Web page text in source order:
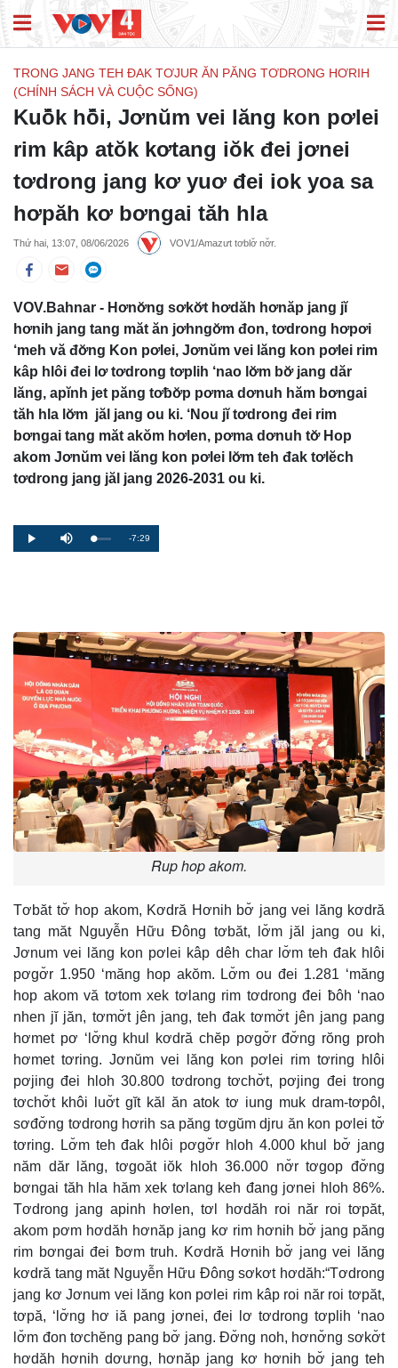
TRONG JANG TEH ĐAK TƠJUR ĂN PĂNG TƠDRONG HƠRIH
(CHÍNH SÁCH VÀ CUỘC SỐNG)
Kuô̆k hô̆i, Jơnŭm vei lăng kon pơlei
rim kâp atŏk kơtang iŏk đei jơnei
tơdrong jang kơ yuơ đei iok yoa sa
hơpăh kơ bơngai tăh hla
Thứ hai, 13:07, 08/06/2026 VOV1/Amazưt tơblơ̆ nơ̆r.
VOV.Bahnar - Hơnơ̆ng sơkơ̆t hơdăh hơnăp jang jĭ
hơnih jang tang măt ăn jơhngơ̆m đon, tơdrong hơpơi
‘meh vă đơ̆ng Kon pơlei, Jơnŭm vei lăng kon pơlei rim
kâp hlôi đei lơ tơdrong tơplih ‘nao lơ̆m bơ̆ jang dăr
lăng, apĭnh jet păng tơƀơ̆p pơma dơnuh hăm bơngai
tăh hla lơ̆m jăl jang ou ki. ‘Nou jĭ tơdrong đei rim
bơngai tang măt akŏm hơlen, pơma dơnuh tơ̆ Hop
akom Jơnŭm vei lăng kon pơlei lơ̆m teh đak tơlĕch
tơdrong jang jăl jang 2026-2031 ou ki.
Play Mute Loaded
0%
Progress
0%
Remaining
-7:29
Rup hop akom.
Tơbăt tơ̆ hop akom, Kơdră Hơnih bơ̆ jang vei lăng kơdră
tang măt Nguyễn Hữu Đông tơbăt, lơ̆m jăl jang ou ki,
Jơnum vei lăng kon pơlei kâp dêh char lơ̆m teh đak hlôi
pơgơ̆r 1.950 ‘măng hop akŏm. Lơ̆m ou đei 1.281 ‘măng
hop akom vă tơtom xek tơlang rim tơdrong đei ƀôh ‘nao
nhen jĭ jăn, tơmơ̆t jên jang, teh đak tơmơ̆t jên jang pang
hơmet pơ ‘lơ̆ng khul kơdră chĕp pơgơ̆r đơ̆ng rŏng proh
hơmet tơring. Jơnŭm vei lăng kon pơlei rim tơring hlôi
pơjing đei hloh 30.800 tơdrong tơchơ̆t, pơjing đei trong
tơchơ̆t khôi luơ̆t gĭt kăl ăn atok tơ iung muk dram-tơpôl,
sơđơ̆ng tơdrong hơrih sa păng tơgŭm djru ăn kon pơlei tơ̆
tơring. Lơ̆m teh đak hlôi pơgơ̆r hloh 4.000 khul bơ̆ jang
năm dăr lăng, tơgoăt iŏk hloh 36.000 nơ̆r tơgop đơ̆ng
bơngai tăh hla hăm xek tơlang keh đang jơnei hloh 86%.
Tơdrong jang apinh hơlen, tơl hơdăh roi năr roi tơpăt,
akom pơm hơdăh hơnăp jang kơ rim hơnih bơ̆ jang păng
rim bơngai đei ƀơm truh. Kơdră Hơnih bơ̆ jang vei lăng
kơdră tang măt Nguyễn Hữu Đông sơkơt hơdăh:“Tơdrong
jang kơ Jơnum vei lăng kon pơlei rim kâp roi năr roi tơpăt,
tơpă, ‘lơ̆ng hơ iă pang jơnei, đei lơ tơdrong tơplih ‘nao
lơ̆m đon tơchĕng pang bơ̆ jang. Đơ̆ng noh, hơnơ̆ng sơkơ̆t
hơdăh hơnih dơưng, hơnăp jang kơ hơnih bơ̆ jang teh